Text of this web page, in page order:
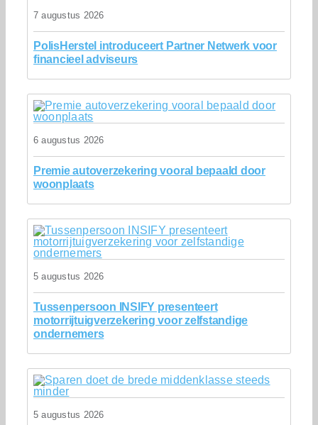
7 augustus 2026
PolisHerstel introduceert Partner Netwerk voor
financieel adviseurs
6 augustus 2026
Premie autoverzekering vooral bepaald door
woonplaats
5 augustus 2026
Tussenpersoon INSIFY presenteert
motorrijtuigverzekering voor zelfstandige
ondernemers
5 augustus 2026